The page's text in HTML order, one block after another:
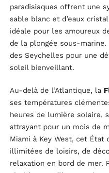
paradisiaques offrent une
sable blanc et d’eaux
idéale pour les amoureux
de la plongée sous-
des Seychelles pour une
soleil bienveillant.
Au-delà de l’Atlantique, la
ses températures
heures de lumière solaire,
attrayant pour un mois de
Miami à Key West, cet
illimitées de loisirs, de
relaxation en bord de mer.